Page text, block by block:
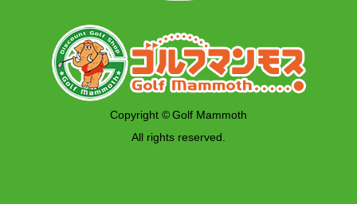
Copyright © Golf Mammoth
All rights reserved.